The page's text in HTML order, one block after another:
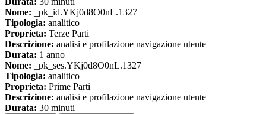
Nome: _pk_id.YKj0d8O0nL.1327
Tipologia: analitico
Proprieta: Terze Parti
Descrizione: analisi e profilazione navigazione utente
Durata: 1 anno
Nome: _pk_ses.YKj0d8O0nL.1327
Tipologia: analitico
Proprieta: Prime Parti
Descrizione: analisi e profilazione navigazione utente
Durata: 30 minuti